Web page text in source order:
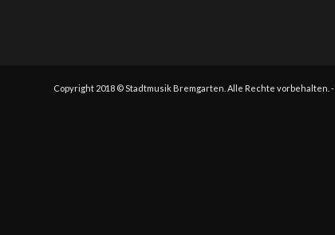
Copyright 2018 © Stadtmusik Bremgarten. Alle Rechte vorbehalten. -